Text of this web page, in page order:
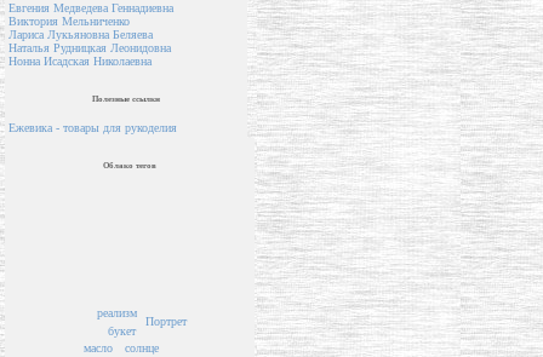
Евгения Медведева Геннадиевна
Виктория Мельниченко
Лариса Лукьяновна Беляева
Наталья Рудницкая Леонидовна
Нонна Исадская Николаевна
Полезные ссылки
Ежевика - товары для рукоделия
Облако тегов
солнце
букет
масло
реализм
Портрет